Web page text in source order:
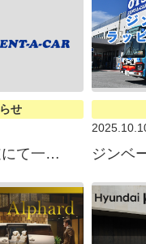
せ
沖縄自動車道にて一部区間で終日対面通行規制